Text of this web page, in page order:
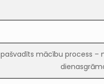
pašvadīts mācību process –